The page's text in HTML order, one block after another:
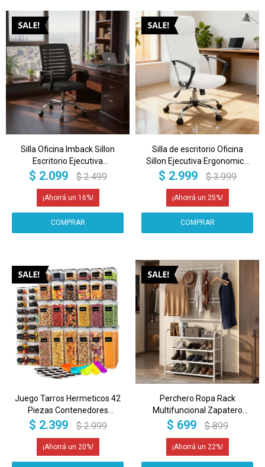
Silla Oficina Imback Sillon
Escritorio Ejecutiva
Ergonomica Imback Negro
$ 2.099 $ 2.499
16
Silla de escritorio Oficina
Sillon Ejecutiva Ergonomica
giratoria Tela Mesh IMBACK
$ 2.999 $ 3.999
25
Juego Tarros Hermeticos 42
Piezas Contenedores
Recipientes IMBACK
$ 2.399 $ 2.999
20
Perchero Ropa Rack
Multifuncional Zapatero
Organizador Percha Estantes
$ 699 $ 899
22